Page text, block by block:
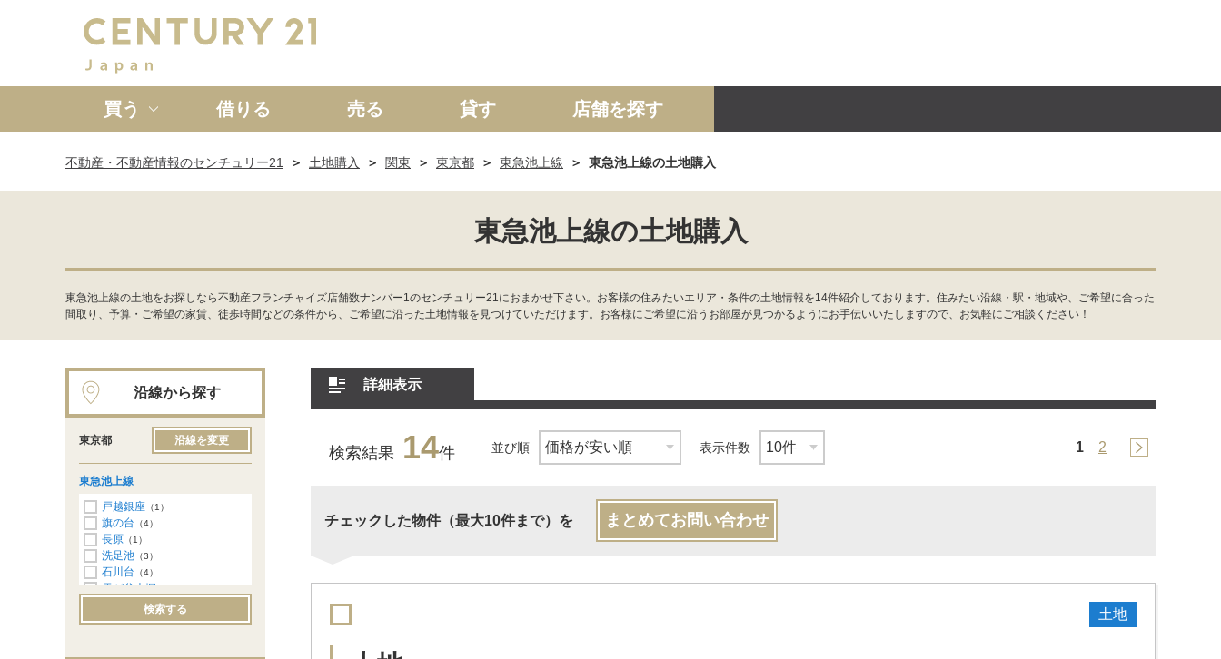
買う
新築一戸建て 中古一戸建て マンション 土地 事業投資用
借りる 売る 貸す 店舗を探す
不動産・不動産情報のセンチュリー21 土地購入 関東 東京都 東急池上線 東急池上線の土地購入
東急池上線の土地購入
東急池上線の土地をお探しなら不動産フランチャイズ店舗数ナンバー1のセンチュリー21におまかせ下さい。お客様の住みたいエリア・条件の土地情報を14件紹介しております。住みたい沿線・駅・地域や、ご希望に合った
間取り、予算・ご希望の家賃、徒歩時間などの条件から、ご希望に沿った土地情報を見つけていただけます。お客様にご希望に沿うお部屋が見つかるようにお手伝いいたしますので、お気軽にご相談ください！
詳細表示
検索結果 14件 並び順 表示件数 1 2
チェックした物件（最大10件まで）を まとめてお問い合わせ
土地
沿線から探す
東京都 沿線を変更
東急池上線
戸越銀座 （1）
旗の台 （4）
長原 （1）
洗足池 （3）
石川台 （4）
雪が谷大塚
（1）
久が原（2）
千鳥町（1）
検索する